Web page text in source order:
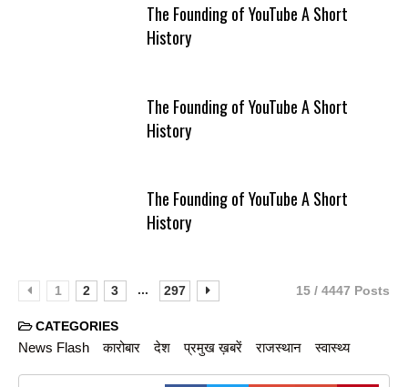
The Founding of YouTube A Short
History
The Founding of YouTube A Short
History
The Founding of YouTube A Short
History
1 2 3 ... 297 15 / 4447 Posts
CATEGORIES
News Flash कारोबार देश प्रमुख ख़बरें राजस्थान स्वास्थ्य